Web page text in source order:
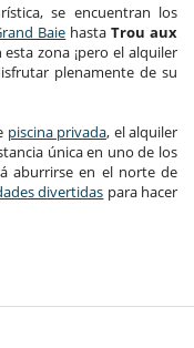
se encuentran los
Baie hastaTrou aux
zona ¡pero el alquiler
plenamente de su
piscina privada, el alquiler
única en uno de los
aburrirse en el norte de
divertidas para hacer